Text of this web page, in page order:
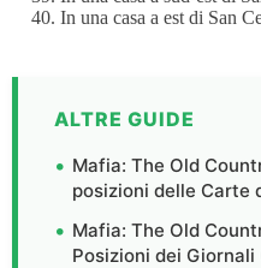
In una casa a est di San
ALTRE GUIDE
Mafia: The Old
posizioni delle Carte
Mafia: The Old
Posizioni dei